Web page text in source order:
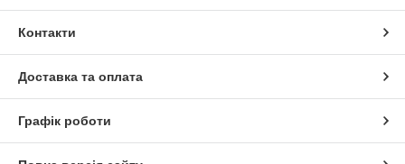
Контакти
Доставка та оплата
Графік роботи